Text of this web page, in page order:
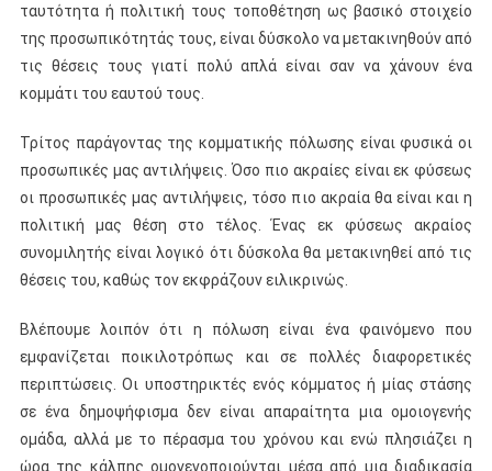
ταυτότητα ή πολιτική τους τοποθέτηση ως βασικό στοιχείο
της προσωπικότητάς τους, είναι δύσκολο να μετακινηθούν από
τις θέσεις τους γιατί πολύ απλά είναι σαν να χάνουν ένα
κομμάτι του εαυτού τους.
Τρίτος παράγοντας της κομματικής πόλωσης είναι φυσικά οι
προσωπικές μας αντιλήψεις. Όσο πιο ακραίες είναι εκ φύσεως
οι προσωπικές μας αντιλήψεις, τόσο πιο ακραία θα είναι και η
πολιτική μας θέση στο τέλος. Ένας εκ φύσεως ακραίος
συνομιλητής είναι λογικό ότι δύσκολα θα μετακινηθεί από τις
θέσεις του, καθώς τον εκφράζουν ειλικρινώς.
Βλέπουμε λοιπόν ότι η πόλωση είναι ένα φαινόμενο που
εμφανίζεται ποικιλοτρόπως και σε πολλές διαφορετικές
περιπτώσεις. Οι υποστηρικτές ενός κόμματος ή μίας στάσης
σε ένα δημοψήφισμα δεν είναι απαραίτητα μια ομοιογενής
ομάδα, αλλά με το πέρασμα του χρόνου και ενώ πλησιάζει η
ώρα της κάλπης ομογενοποιούνται μέσα από μια διαδικασία